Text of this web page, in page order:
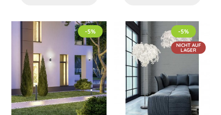
-5% -5%
NICHT AUF
LAGER